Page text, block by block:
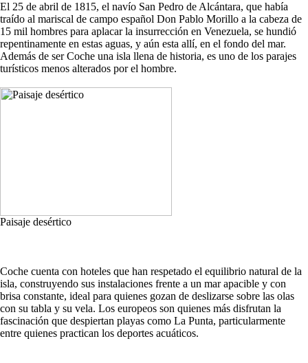
El 25 de abril de 1815, el navío San Pedro de Alcántara, que había
traído al mariscal de campo español Don Pablo Morillo a la cabeza de
15 mil hombres para aplacar la insurrección en Venezuela, se hundió
repentinamente en estas aguas, y aún esta allí, en el fondo del mar.
Además de ser Coche una isla llena de historia, es uno de los parajes
turísticos menos alterados por el hombre.
Paisaje desértico
Coche cuenta con hoteles que han respetado el equilibrio natural de la
isla, construyendo sus instalaciones frente a un mar apacible y con
brisa constante, ideal para quienes gozan de deslizarse sobre las olas
con su tabla y su vela. Los europeos son quienes más disfrutan la
fascinación que despiertan playas como La Punta, particularmente
entre quienes practican los deportes acuáticos.